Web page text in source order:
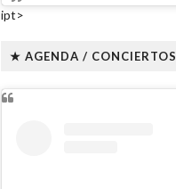
ipt>
★ AGENDA / CONCIERTOS